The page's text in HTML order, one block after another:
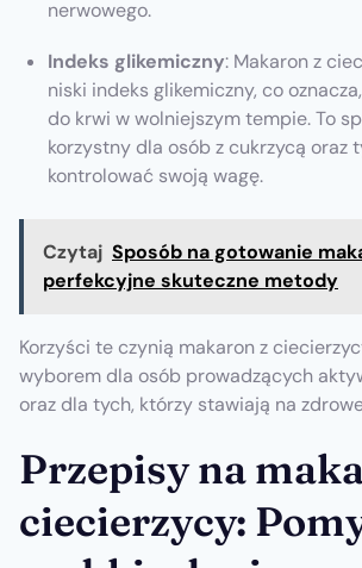
nerwowego.
Indeks glikemiczny: Makaron z
niski indeks glikemiczny, co
do krwi w wolniejszym tempie. To
korzystny dla osób z cukrzycą oraz
kontrolować swoją wagę.
Czytaj Sposób na gotowanie
perfekcyjne skuteczne metody
Korzyści te czynią makaron z
wyborem dla osób prowadzących
oraz dla tych, którzy stawiają na
Przepisy na
ciecierzycy: